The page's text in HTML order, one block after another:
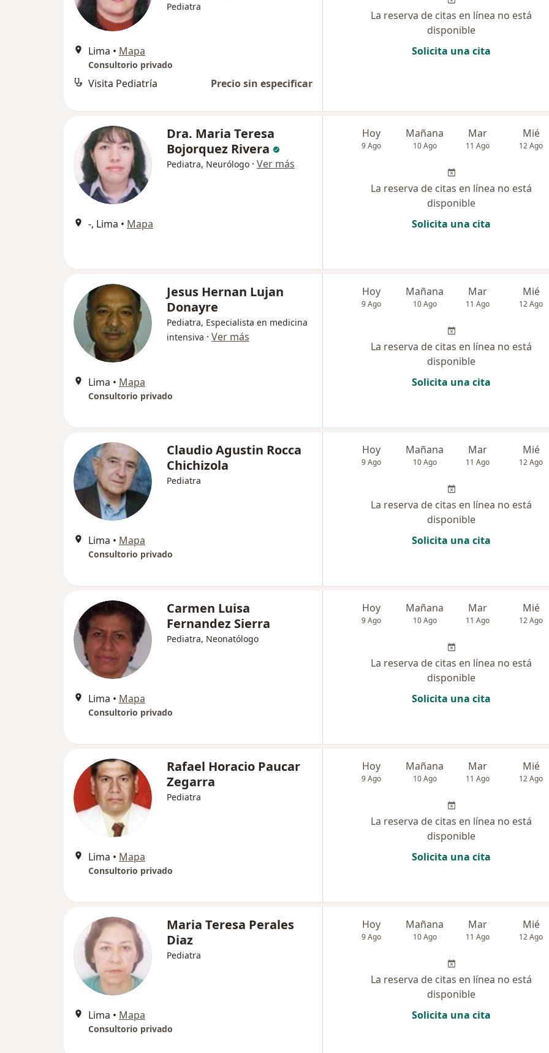
Pediatra
Lima • Mapa
Consultorio privado
Visita Pediatría Precio sin especificar
La reserva de citas en línea no está
disponible
Solicita una cita
Dra. Maria Teresa
Bojorquez Rivera
Pediatra, Neurólogo · Ver más
-, Lima • Mapa
Hoy
9 Ago
Mañana
10 Ago
Mar
11 Ago
Mié
12 Ago
La reserva de citas en línea no está
disponible
Solicita una cita
Jesus Hernan Lujan
Donayre
Pediatra, Especialista en medicina
intensiva · Ver más
Lima • Mapa
Consultorio privado
Hoy
9 Ago
Mañana
10 Ago
Mar
11 Ago
Mié
12 Ago
La reserva de citas en línea no está
disponible
Solicita una cita
Claudio Agustin Rocca
Chichizola
Pediatra
Lima • Mapa
Consultorio privado
Hoy
9 Ago
Mañana
10 Ago
Mar
11 Ago
Mié
12 Ago
La reserva de citas en línea no está
disponible
Solicita una cita
Carmen Luisa
Fernandez Sierra
Pediatra, Neonatólogo
Lima • Mapa
Consultorio privado
Hoy
9 Ago
Mañana
10 Ago
Mar
11 Ago
Mié
12 Ago
La reserva de citas en línea no está
disponible
Solicita una cita
Rafael Horacio Paucar
Zegarra
Pediatra
Lima • Mapa
Consultorio privado
Hoy
9 Ago
Mañana
10 Ago
Mar
11 Ago
Mié
12 Ago
La reserva de citas en línea no está
disponible
Solicita una cita
Maria Teresa Perales
Diaz
Pediatra
Lima • Mapa
Consultorio privado
Hoy
9 Ago
Mañana
10 Ago
Mar
11 Ago
Mié
12 Ago
La reserva de citas en línea no está
disponible
Solicita una cita